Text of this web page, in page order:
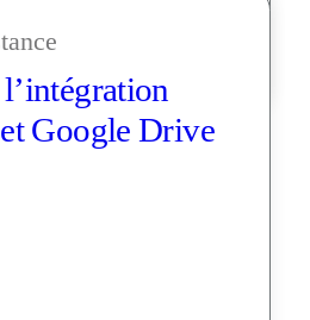
Google Drive